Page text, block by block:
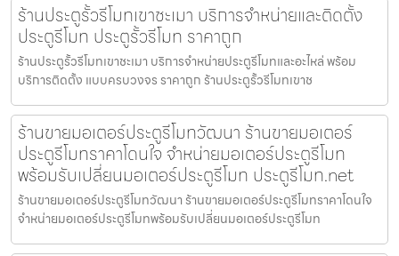
ร้านประตูรั้วรีโมทเขาชะเมา บริการจำหน่ายและติดตั้ง
ประตูรีโมท ประตูรั้วรีโมท ราคาถูก
ร้านประตูรั้วรีโมทเขาชะเมา บริการจำหน่ายประตูรีโมทและอะไหล่ พร้อม
บริการติดตั้ง แบบครบวงจร ราคาถูก ร้านประตูรั้วรีโมทเขาช
ร้านขายมอเตอร์ประตูรีโมทวัฒนา ร้านขายมอเตอร์
ประตูรีโมทราคาโดนใจ จำหน่ายมอเตอร์ประตูรีโมท
พร้อมรับเปลี่ยนมอเตอร์ประตูรีโมท ประตูรีโมท.net
ร้านขายมอเตอร์ประตูรีโมทวัฒนา ร้านขายมอเตอร์ประตูรีโมทราคาโดนใจ
จำหน่ายมอเตอร์ประตูรีโมทพร้อมรับเปลี่ยนมอเตอร์ประตูรีโมท